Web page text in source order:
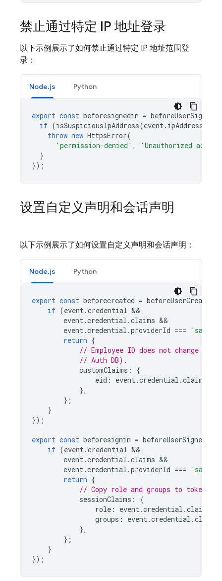
禁止通过特定 IP 地址登录
以下示例展示了如何禁止通过特定 IP 地址范围登
录：
Node.js Python
export const beforesignedin = beforeUserSignedIn
if (isSuspiciousIpAddress(event. ipAddress
throw new HttpsError(
'permission-denied' ,
'Unauthorized
}
});
设置自定义声明和会话声明
以下示例展示了如何设置自定义声明和会话声明：
Node.js Python
export const beforecreated = beforeUserCreated
if (event.credential
event.credential .claims
event.credential .providerId ===
return {
// Employee ID does not change
// Auth DB).
customClaims :
{
eid : event.credential .claims
},
};
}
});
export const beforesignin = beforeUserSignedIn
if (event.credential
event.credential .claims
event.credential .providerId ===
return {
// Copy role and groups to token
sessionClaims :
{
role : event.credential .claims
groups : event.credential .claims
},
};
}
});